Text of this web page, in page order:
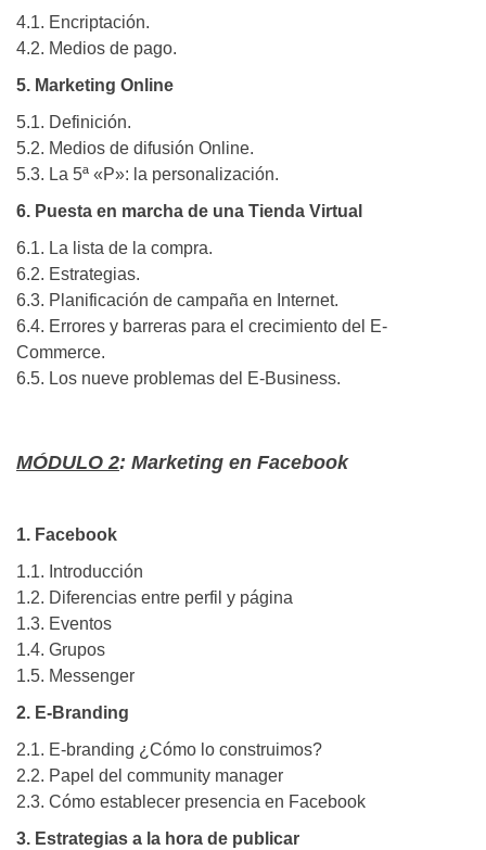
4.1. Encriptación.
4.2. Medios de pago.
5. Marketing Online
5.1. Definición.
5.2. Medios de difusión Online.
5.3. La 5ª «P»: la personalización.
6. Puesta en marcha de una Tienda Virtual
6.1. La lista de la compra.
6.2. Estrategias.
6.3. Planificación de campaña en Internet.
6.4. Errores y barreras para el crecimiento del E-
Commerce.
6.5. Los nueve problemas del E-Business.
MÓDULO 2: Marketing en Facebook
1. Facebook
1.1. Introducción
1.2. Diferencias entre perfil y página
1.3. Eventos
1.4. Grupos
1.5. Messenger
2. E-Branding
2.1. E-branding ¿Cómo lo construimos?
2.2. Papel del community manager
2.3. Cómo establecer presencia en Facebook
3. Estrategias a la hora de publicar